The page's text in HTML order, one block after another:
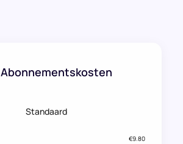
Abonnementskosten
Standaard
€9.80